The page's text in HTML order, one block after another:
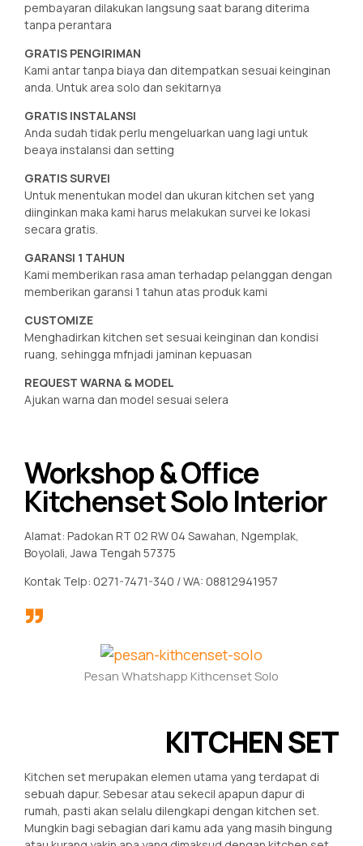
pembayaran dilakukan langsung saat barang diterima
tanpa perantara
GRATIS PENGIRIMAN
Kami antar tanpa biaya dan ditempatkan sesuai keinginan
anda. Untuk area solo dan sekitarnya
GRATIS INSTALANSI
Anda sudah tidak perlu mengeluarkan uang lagi untuk
beaya instalansi dan setting
GRATIS SURVEI
Untuk menentukan model dan ukuran kitchen set yang
diinginkan maka kami harus melakukan survei ke lokasi
secara gratis.
GARANSI 1 TAHUN
Kami memberikan rasa aman terhadap pelanggan dengan
memberikan garansi 1 tahun atas produk kami
CUSTOMIZE
Menghadirkan kitchen set sesuai keinginan dan kondisi
ruang, sehingga mfnjadi jaminan kepuasan
REQUEST WARNA & MODEL
Ajukan warna dan model sesuai selera
Workshop & Office
Kitchenset Solo Interior
Alamat: Padokan RT 02 RW 04 Sawahan, Ngemplak,
Boyolali, Jawa Tengah 57375
Kontak Telp: 0271-7471-340 / WA: 08812941957
Pesan Whatshapp Kithcenset Solo
KITCHEN SET
Kitchen set merupakan elemen utama yang terdapat di
sebuah dapur. Sebesar atau sekecil apapun dapur di
rumah, pasti akan selalu dilengkapi dengan kitchen set.
Mungkin bagi sebagian dari kamu ada yang masih bingung